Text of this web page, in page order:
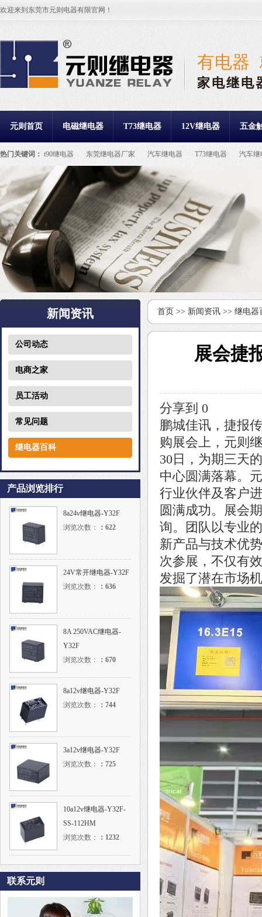
欢迎来到东莞市元则电器有限官网！
有电器
家电继电
元则首页 电磁继电器 T73继电器 12V继电器 五金
热门关键词： t90继电器 东莞继电器厂家 汽车继电器 T73继电器
汽车继
继电器
新闻资讯
公司动态
电商之家
员工活动
常见问题
继电器百科
产品浏览排行
8a24v继电器-Y32F
浏览次数：
： 622
24V常开继电器-Y32F
浏览次数：
： 636
8A 250VAC继电器-
Y32F
浏览次数：
： 670
8a12v继电器-Y32F
浏览次数：
： 744
3a12v继电器-Y32F
浏览次数：
： 725
10a12v继电器-Y32F-
SS-112HM
浏览次数：
： 1232
联系元则
首页 >> 新闻资讯 >> 继电器
展会捷
分享到 0
鹏城佳讯，捷报
购展会上，元则
30日，为期三天
中心圆满落幕。
行业伙伴及客户
圆满成功。展会
询。团队以专业
新产品与技术优
次参展，不仅有
发掘了潜在市场